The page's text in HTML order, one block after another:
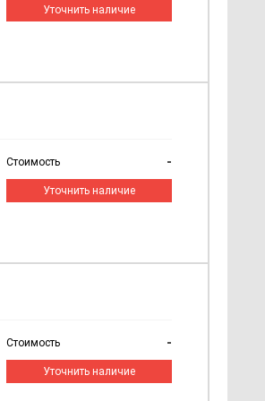
Уточнить наличие
Стоимость -
Уточнить наличие
Стоимость -
Уточнить наличие